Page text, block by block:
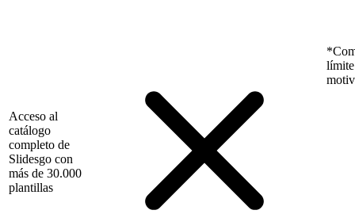
límite
Acceso al
catálogo
completo de
Slidesgo con
más de 30.000
plantillas